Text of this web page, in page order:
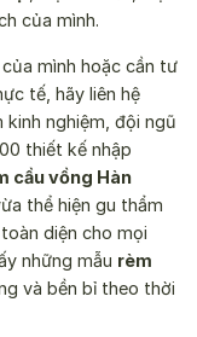
của mình.
mình hoặc cần tư
tế, hãy liên hệ
kinh nghiệm, đội ngũ
thiết kế nhập
cầu vồng Hàn
thể hiện gu thẩm
diện cho mọi
những mẫu rèm
và bền bỉ theo thời